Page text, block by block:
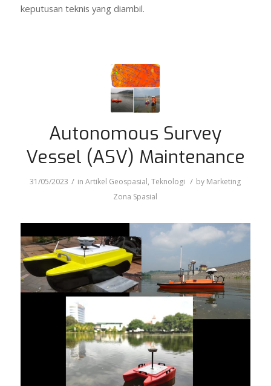
keputusan teknis yang diambil.
Autonomous Survey
Vessel (ASV) Maintenance
31/05/2023 / inArtikel Geospasial,Teknologi / by Marketing
Zona Spasial